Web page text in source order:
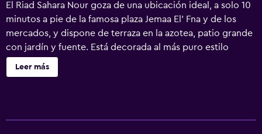
El Riad Sahara Nour goza de una ubicación ideal, a solo 10
minutos a pie de la famosa plaza Jemaa El' Fna y de los
mercados, y dispone de terraza en la azotea, patio grande
con jardín y fuente. Está decorada al más puro estilo
tradicional marroquí y cuenta con un gran salón marroquí,
una sala de música y una gran biblioteca en la planta baja.
Leer más